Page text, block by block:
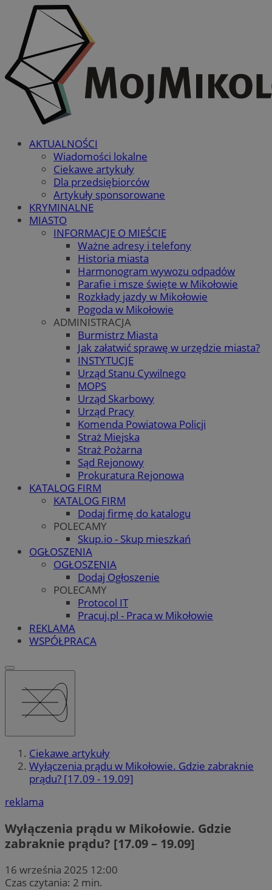
AKTUALNOŚCI
Wiadomości lokalne
Ciekawe artykuły
Dla przedsiębiorców
Artykuły sponsorowane
KRYMINALNE
MIASTO
INFORMACJE O MIEŚCIE
Ważne adresy i telefony
Historia miasta
Harmonogram wywozu odpadów
Parafie i msze święte w Mikołowie
Rozkłady jazdy w Mikołowie
Pogoda w Mikołowie
ADMINISTRACJA
Burmistrz Miasta
Jak załatwić sprawę w urzędzie miasta?
INSTYTUCJE
Urząd Stanu Cywilnego
MOPS
Urząd Skarbowy
Urząd Pracy
Komenda Powiatowa Policji
Straż Miejska
Straż Pożarna
Sąd Rejonowy
Prokuratura Rejonowa
KATALOG FIRM
KATALOG FIRM
Dodaj firmę do katalogu
POLECAMY
Skup.io - Skup mieszkań
OGŁOSZENIA
OGŁOSZENIA
Dodaj Ogłoszenie
POLECAMY
Protocol IT
Pracuj.pl - Praca w Mikołowie
REKLAMA
WSPÓŁPRACA
Ciekawe artykuły
Wyłączenia prądu w Mikołowie. Gdzie zabraknie
prądu? [17.09 - 19.09]
reklama
Wyłączenia prądu w Mikołowie. Gdzie
zabraknie prądu? [17.09 – 19.09]
16 września 2025 12:00
Czas czytania: 2 min.